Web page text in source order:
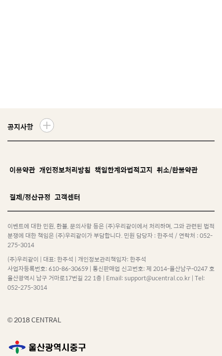
공지사항
더
기
이용약관 개인정보처리방침 책임한계와법적고지 취소/환불약관
결제/정산규정 고객센터
이벤트에 대한 민원, 환불, 문의사항 등은 (주)우리같이에서 처리하며,그와 관련된 법적
분쟁에 대한 책임은 (주)우리같이가 부담합니다. 민원 담당자 : 한주석 / 연락처 : 052-
275-3014
(주)우리같이 | 대표: 한주석 | 개인정보관리책임자: 한주석
사업자등록번호: 610-86-30659 | 통신판매업 신고번호: 제 2014-울산남구-0247 호
울산광역시 남구 거마로17번길 22 1층 | Email: support@ucentral.co.kr | Tel:
052-275-3014
© 2018 CENTRAL